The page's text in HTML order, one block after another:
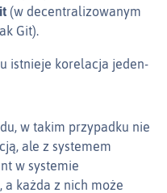
(w decentralizowanym
Git).
istnieje korelacja jeden-
w takim przypadku nie
ale z systemem
w systemie
a każda z nich może